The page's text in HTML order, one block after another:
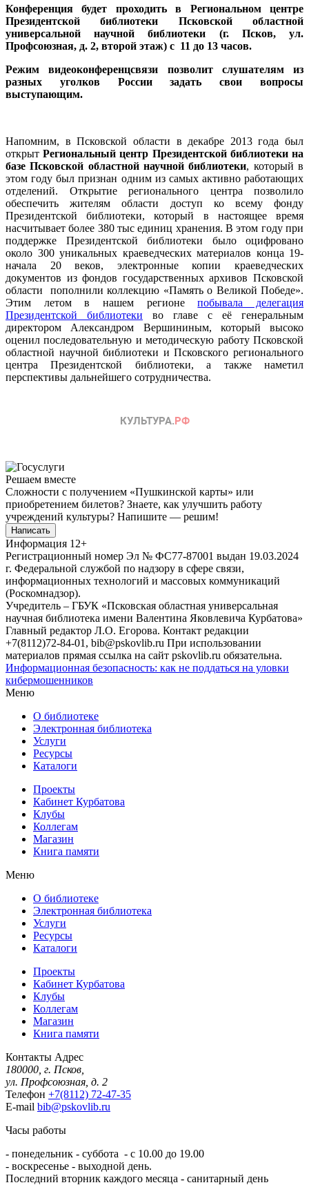
Конференция будет проходить в Региональном центре
Президентской библиотеки Псковской областной
универсальной научной библиотеки (г. Псков, ул.
Профсоюзная, д. 2, второй этаж) с 11 до 13 часов.
Режим видеоконференцсвязи позволит слушателям из
разных уголков России задать свои вопросы
выступающим.
Напомним, в Псковской области в декабре 2013 года был
открытРегиональный центр Президентской библиотеки на
базе Псковской областной научной библиотеки, который в
этом году был признан одним из самых активно работающих
отделений. Открытие регионального центра позволило
обеспечить жителям области доступ ко всему фонду
Президентской библиотеки, который в настоящее время
насчитывает более 380 тыс единиц хранения. В этом году при
поддержке Президентской библиотеки было оцифровано
около 300 уникальных краеведческих материалов конца 19-
начала 20 веков, электронные копии краеведческих
документов из фондов государственных архивов Псковской
области пополнили коллекцию «Память о Великой Победе».
Этим летом в нашем регионепобывала делегация
Президентской библиотеки во главе с её генеральным
директором Александром Вершининым, который высоко
оценил последовательную и методическую работу Псковской
областной научной библиотеки и Псковского регионального
центра Президентской библиотеки, а также наметил
перспективы дальнейшего сотрудничества.
Решаем вместе
Сложности с получением «Пушкинской карты» или
приобретением билетов? Знаете, как улучшить работу
учреждений культуры? Напишите — решим!
Написать
Информация 12+
Регистрационный номер Эл № ФС77-87001 выдан 19.03.2024
г. Федеральной службой по надзору в сфере связи,
информационных технологий и массовых коммуникаций
(Роскомнадзор).
Учредитель – ГБУК «Псковская областная универсальная
научная библиотека имени Валентина Яковлевича Курбатова»
Главный редактор Л.О. Егорова. Контакт редакции
+7(8112)72-84-01, bib@pskovlib.ru При использовании
материалов прямая ссылка на сайт pskovlib.ru обязательна.
Информационная безопасность: как не поддаться на уловки
кибермошенников
Меню
О библиотеке
Электронная библиотека
Услуги
Ресурсы
Каталоги
Проекты
Кабинет Курбатова
Клубы
Коллегам
Магазин
Книга памяти
Меню
О библиотеке
Электронная библиотека
Услуги
Ресурсы
Каталоги
Проекты
Кабинет Курбатова
Клубы
Коллегам
Магазин
Книга памяти
Контакты Адрес
180000, г. Псков,
ул. Профсоюзная, д. 2
Телефон +7(8112) 72-47-35
E-mail bib@pskovlib.ru
Часы работы
- понедельник - суббота - с 10.00 до 19.00
- воскресенье - выходной день.
Последний вторник каждого месяца - санитарный день